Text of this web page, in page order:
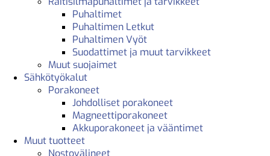
Puhaltimet
Puhaltimen Letkut
Puhaltimen Vyöt
Suodattimet ja muut tarvikkeet
Muut suojaimet
Sähkötyökalut
Porakoneet
Johdolliset porakoneet
Magneettiporakoneet
Akkuporakoneet ja vääntimet
Muut tuotteet
Nostovälineet